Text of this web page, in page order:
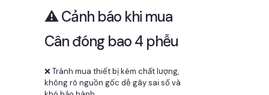
⚠️ Cảnh báo khi mua
Cân đóng bao 4 phễu
❌ Tránh mua thiết bị kém chất lượng,
không rõ nguồn gốc dễ gây sai số và